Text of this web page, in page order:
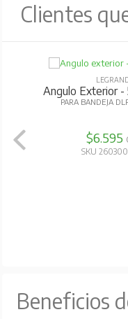
Clientes
Angulo Exterior -
PARA BANDEJA
$6.595
SKU
Beneficios